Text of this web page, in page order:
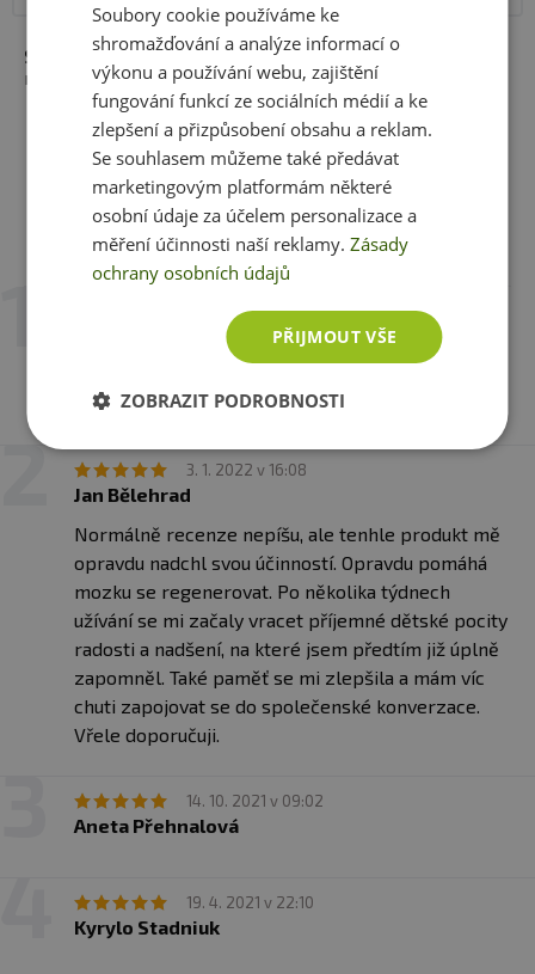
doporučené denní dávkování. Ukládejte mimo dosah
dětí! není vhodné pro děti, těhotné a kojící ženy.
Skladujte v suchu a při teplotě do 25 °C. Nevystavujte
přímému slunečnímu záření. Chraňte před mrazem.
Výrobce neručí za vady vzniklé nevhodným skladováním
a použitím.
Upozornění pro alergiky:Alergeny ve složení produktu
zvýrazněný.
Složení:Želatina, směs rýžového extraktu, rýžová
mouka, rýžový koncentrát.
Recenze Hodnotili již 4 zákazníci
12. 4. 2023 v 16:09
Michaela Walzová
účinky - zklidnění.
3. 1. 2022 v 16:08
Jan Bělehrad
Normálně recenze nepíšu, ale tenhle produkt mě
opravdu nadchl svou účinností. Opravdu pomáhá
mozku se regenerovat. Po několika týdnech
užívání se mi začaly vracet příjemné dětské pocity
radosti a nadšení, na které jsem předtím již úplně
zapomněl. Také paměť se mi zlepšila a mám víc
chuti zapojovat se do společenské konverzace.
Vřele doporučuji.
14. 10. 2021 v 09:02
Aneta Přehnalová
19. 4. 2021 v 22:10
Kyrylo Stadniuk
Soubory cookie používáme ke
shromažďování a analýze informací o
výkonu a používání webu, zajištění
fungování funkcí ze sociálních médií a ke
zlepšení a přizpůsobení obsahu a reklam.
Se souhlasem můžeme také předávat
marketingovým platformám některé
osobní údaje za účelem personalizace a
měření účinnosti naší reklamy.Zásady
ochrany osobních údajů
PŘIJMOUT VŠE
ZOBRAZIT PODROBNOSTI